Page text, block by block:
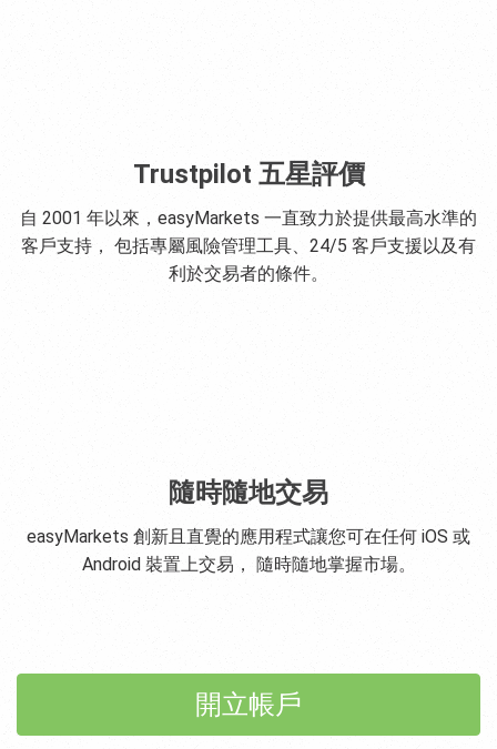
Trustpilot 五星評價
自 2001 年以來，easyMarkets 一直致力於提供最高水準的
客戶支持， 包括專屬風險管理工具、24/5 客戶支援以及有
利於交易者的條件。
隨時隨地交易
easyMarkets 創新且直覺的應用程式讓您可在任何 iOS 或
Android 裝置上交易， 隨時隨地掌握市場。
開立帳戶